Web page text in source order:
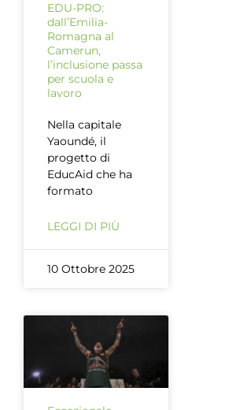
EDU-PRO:
dall’Emilia-
Romagna al
Camerun,
l’inclusione passa
per scuola e
lavoro
Nella capitale
Yaoundé, il
progetto di
EducAid che ha
formato
LEGGI DI PIÙ
10 Ottobre 2025